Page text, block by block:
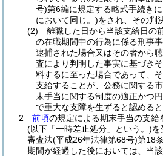
号)第6編に規定する略式手続きに
において同じ。)をされ、その判
(2)
離職した日から当該支給日の
の在職期間中の行為に係る刑事
逮捕された場合又はその者から
査により判明した事実に基づき
料するに至った場合であって、
支給することが、公務に関する
末手当に関する制度の適正かつ
で重大な支障を生ずると認めると
2
前項の規定による期末手当の支給
(以下「一時差止処分」という。)を
審査法(平成26年法律第68号)第18
期間が経過した後においては、当